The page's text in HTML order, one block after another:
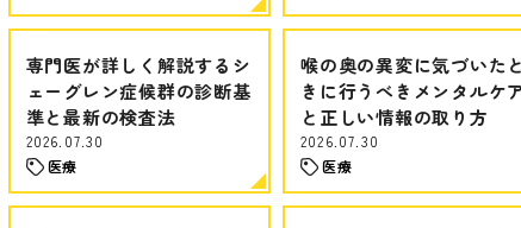
専門医が詳しく解説するシ
ェーグレン症候群の診断基
準と最新の検査法
2026.07.30
医療
喉の奥の異変に気づいたと
きに行うべきメンタルケア
と正しい情報の取り方
2026.07.30
医療